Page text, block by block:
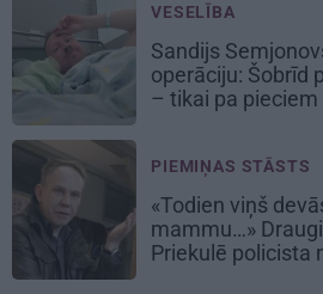
VESELĪBA
Sandijs
operāciju: Šobrīd
– tikai pa pieciem
PIEMIŅAS STĀSTS
«Todien viņš
mammu…»
Priekulē policista